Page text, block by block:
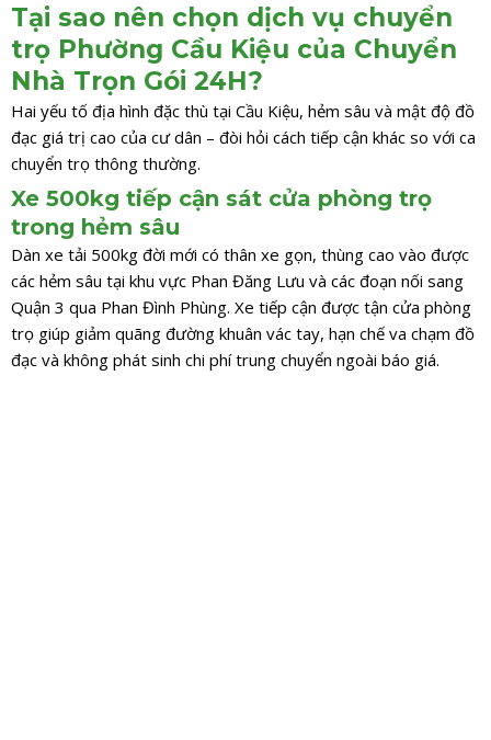
Tại sao nên chọn dịch vụ chuyển
trọ Phường Cầu Kiệu của Chuyển
Nhà Trọn Gói 24H?
Hai yếu tố địa hình đặc thù tại Cầu Kiệu, hẻm sâu và mật độ đồ
đạc giá trị cao của cư dân – đòi hỏi cách tiếp cận khác so với ca
chuyển trọ thông thường.
Xe 500kg tiếp cận sát cửa phòng trọ
trong hẻm sâu
Dàn xe tải 500kg đời mới có thân xe gọn, thùng cao vào được
các hẻm sâu tại khu vực Phan Đăng Lưu và các đoạn nối sang
Quận 3 qua Phan Đình Phùng. Xe tiếp cận được tận cửa phòng
trọ giúp giảm quãng đường khuân vác tay, hạn chế va chạm đồ
đạc và không phát sinh chi phí trung chuyển ngoài báo giá.